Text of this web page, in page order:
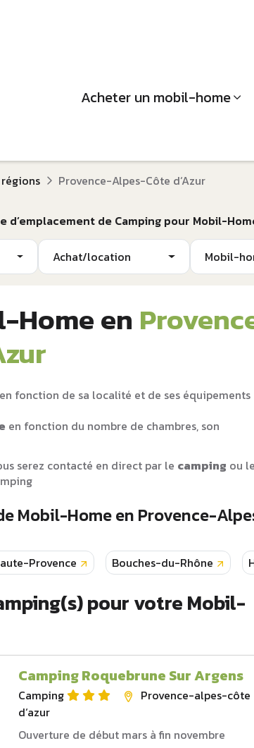
Acheter un mobil-home
Provence-Alpes-Côte d‘Azur
de Camping pour Mobil-
Achat/location Mobil-
Home en
en fonction de sa localité et de ses équipements
en fonction du nombre de chambres, son
serez contacté en direct par le camping ou le
Mobil-Home en Provence-
Provence Bouches-du-Rhône
pour votre Mobil-
Camping Roquebrune Sur Argens
Camping
Provence-alpes-côte
d‘azur
Ouverture de début mars à fin novembre